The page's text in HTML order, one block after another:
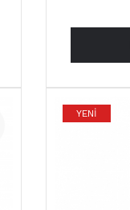
YENI